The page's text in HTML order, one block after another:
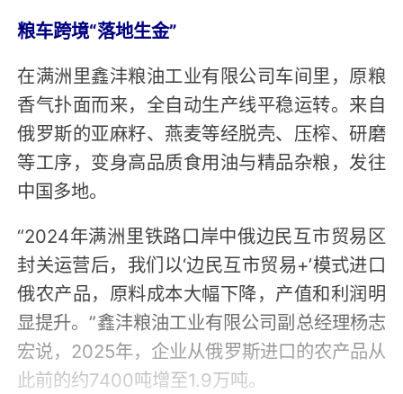
粮车跨境“落地生金”
在满洲里鑫沣粮油工业有限公司车间里，原粮
香气扑面而来，全自动生产线平稳运转。来自
俄罗斯的亚麻籽、燕麦等经脱壳、压榨、研磨
等工序，变身高品质食用油与精品杂粮，发往
中国多地。
“2024年满洲里铁路口岸中俄边民互市贸易区
封关运营后，我们以‘边民互市贸易+’模式进口
俄农产品，原料成本大幅下降，产值和利润明
显提升。”鑫沣粮油工业有限公司副总经理杨志
宏说，2025年，企业从俄罗斯进口的农产品从
此前的约7400吨增至1.9万吨。